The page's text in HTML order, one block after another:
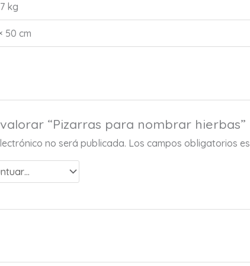
kg
50 cm
“Pizarras para nombrar hierbas”
no será publicada. Los campos obligatorios